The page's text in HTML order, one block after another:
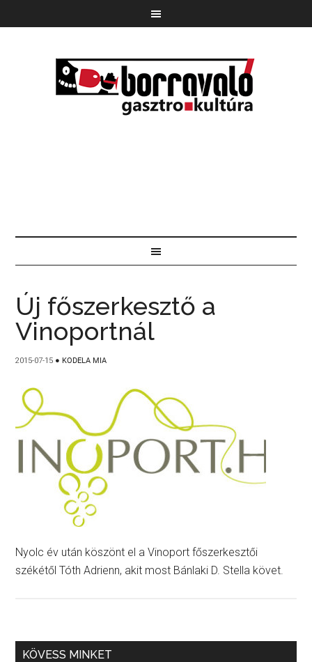
Új főszerkesztő a
Vinoportnál
2015-07-15 ● KODELA MIA
Nyolc év után köszönt el a Vinoport főszerkesztői
székétől Tóth Adrienn, akit most Bánlaki D. Stella követ.
KÖVESS MINKET